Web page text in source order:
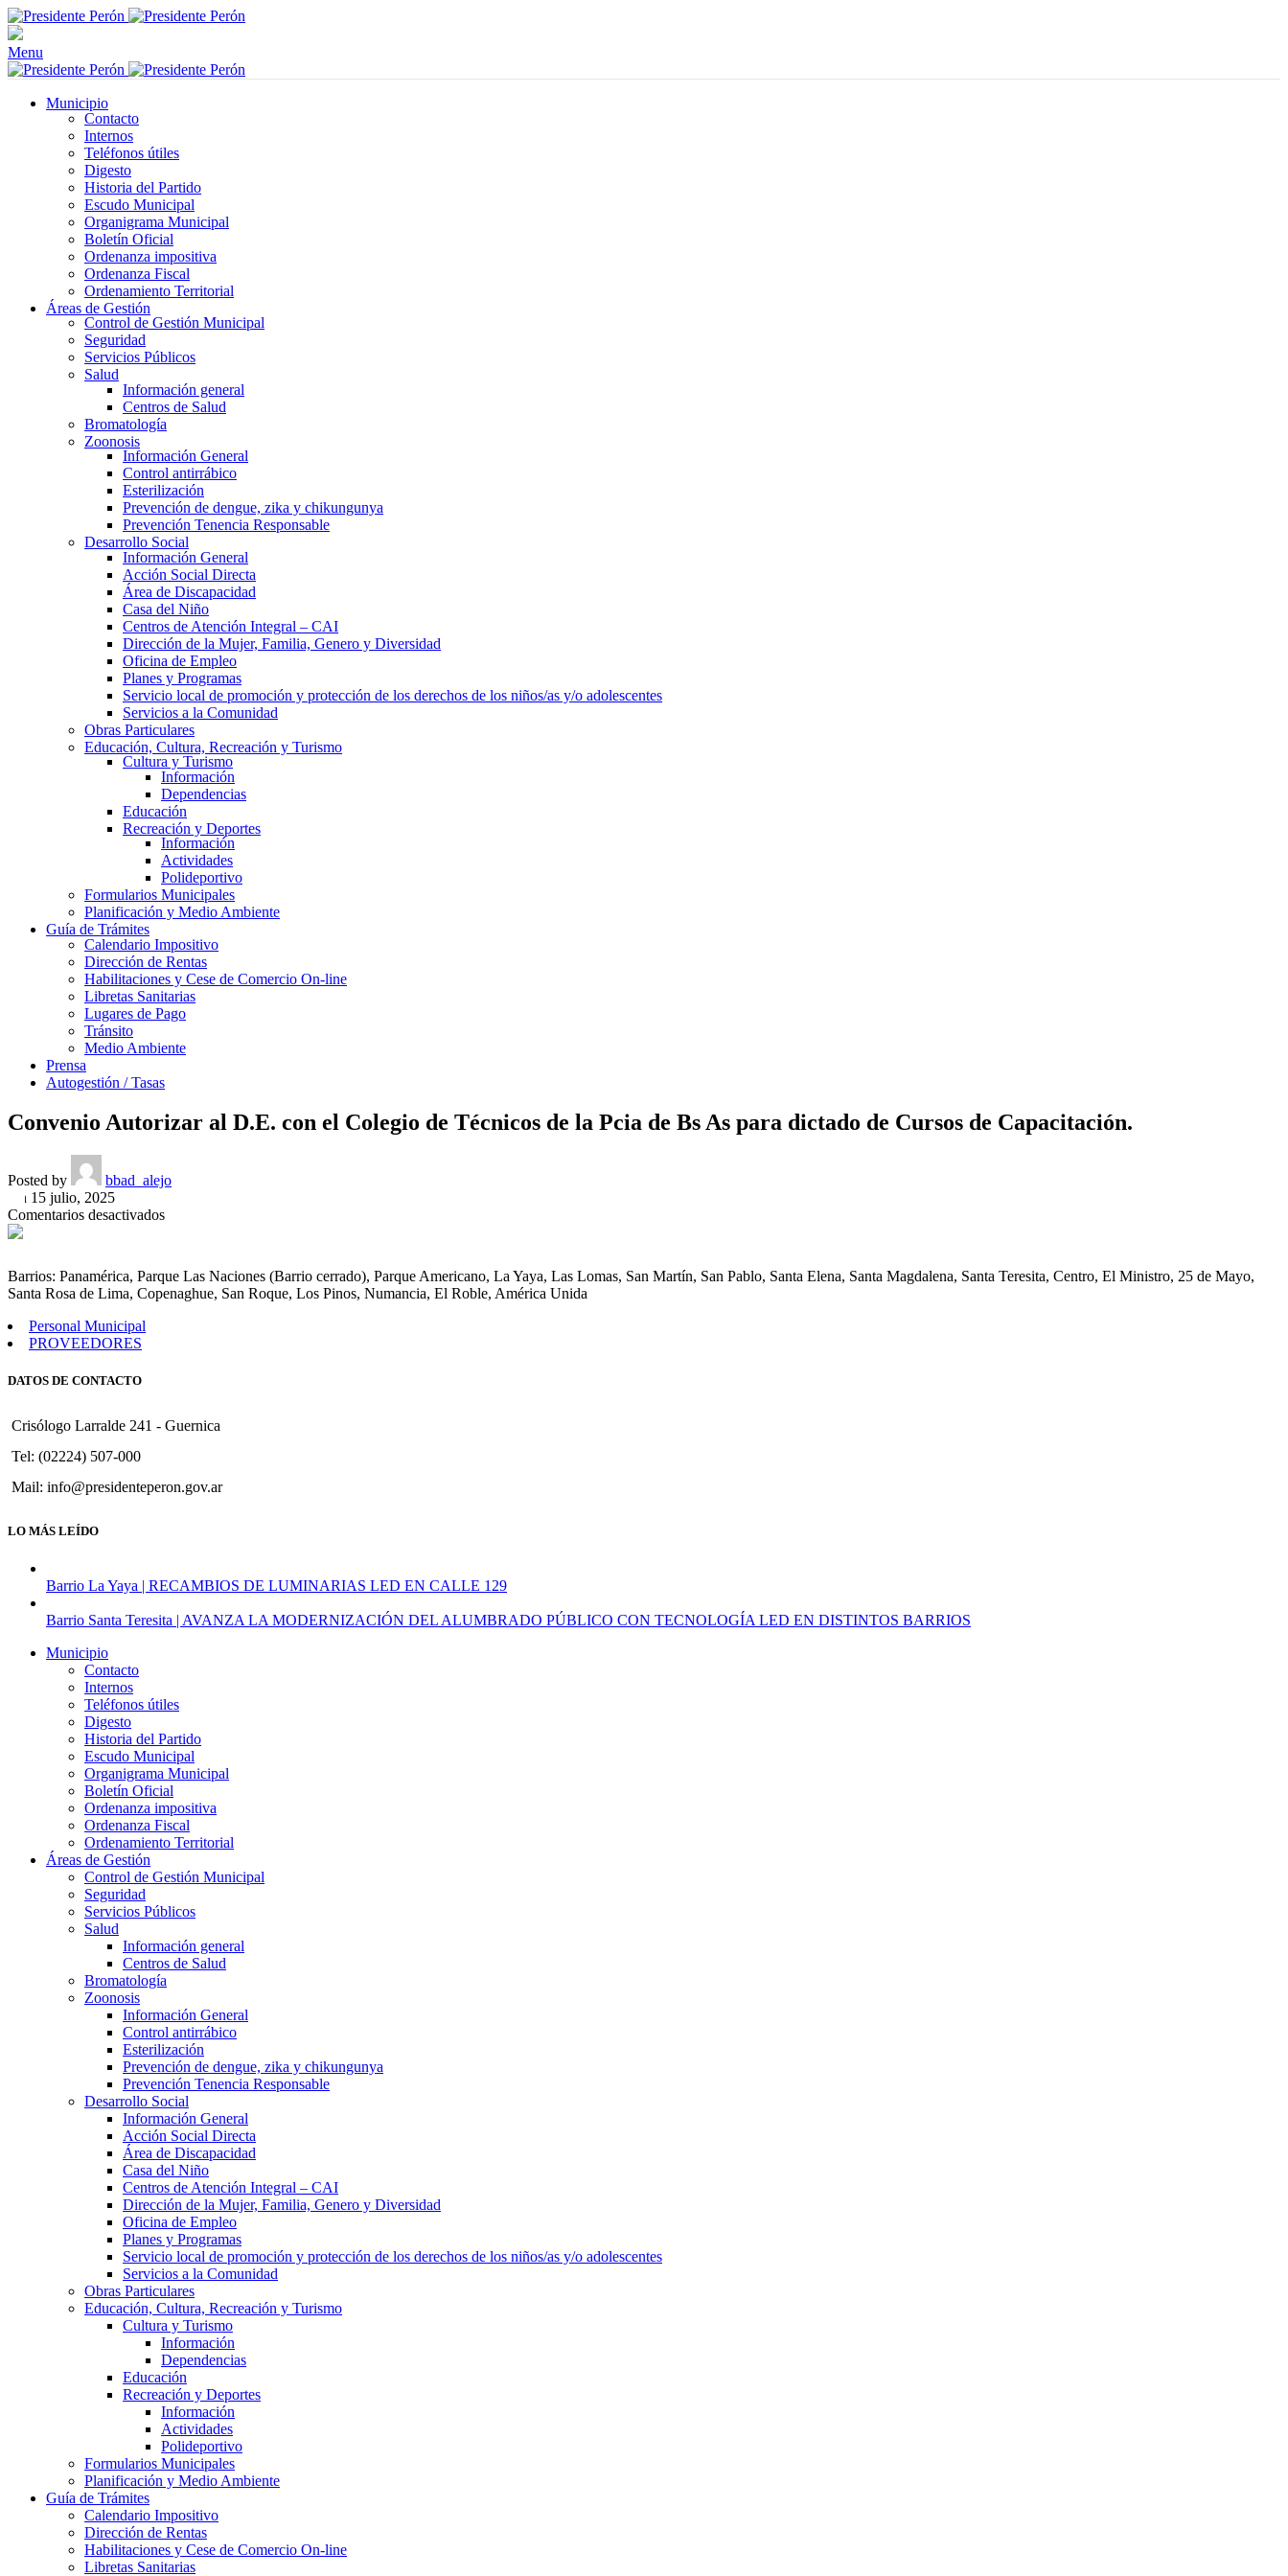
Menu
Municipio
Contacto
Internos
Teléfonos útiles
Digesto
Historia del Partido
Escudo Municipal
Organigrama Municipal
Boletín Oficial
Ordenanza impositiva
Ordenanza Fiscal
Ordenamiento Territorial
Áreas de Gestión
Control de Gestión Municipal
Seguridad
Servicios Públicos
Salud
Información general
Centros de Salud
Bromatología
Zoonosis
Información General
Control antirrábico
Esterilización
Prevención de dengue, zika y chikungunya
Prevención Tenencia Responsable
Desarrollo Social
Información General
Acción Social Directa
Área de Discapacidad
Casa del Niño
Centros de Atención Integral – CAI
Dirección de la Mujer, Familia, Genero y Diversidad
Oficina de Empleo
Planes y Programas
Servicio local de promoción y protección de los derechos de los niños/as y/o adolescentes
Servicios a la Comunidad
Obras Particulares
Educación, Cultura, Recreación y Turismo
Cultura y Turismo
Información
Dependencias
Educación
Recreación y Deportes
Información
Actividades
Polideportivo
Formularios Municipales
Planificación y Medio Ambiente
Guía de Trámites
Calendario Impositivo
Dirección de Rentas
Habilitaciones y Cese de Comercio On-line
Libretas Sanitarias
Lugares de Pago
Tránsito
Medio Ambiente
Prensa
Autogestión / Tasas
Convenio Autorizar al D.E. con el Colegio de Técnicos de la Pcia de Bs As para dictado de Cursos de Capacitación.
Posted by
bbad_alejo
On 15 julio, 2025
Comentarios desactivadosen
D.E.
con
Pcia
para
Barrios: Panamérica, Parque Las Naciones (Barrio cerrado), Parque Americano, La Yaya, Las Lomas, San Martín, San Pablo, Santa Elena, Santa Magdalena, Santa Teresita, Centro, El Ministro, 25 de Mayo,
Santa Rosa de Lima, Copenaghue, San Roque, Los Pinos, Numancia, El Roble, América Unida
Personal Municipal
PROVEEDORES
DATOS DE CONTACTO
Crisólogo Larralde 241 - Guernica
Tel: (02224) 507-000
Mail: info@presidenteperon.gov.ar
LO MÁS LEÍDO
Barrio La Yaya | RECAMBIOS DE LUMINARIAS LED EN CALLE 129
Barrio Santa Teresita | AVANZA LA MODERNIZACIÓN DEL ALUMBRADO PÚBLICO CON TECNOLOGÍA LED EN DISTINTOS BARRIOS
Municipio
Contacto
Internos
Teléfonos útiles
Digesto
Historia del Partido
Escudo Municipal
Organigrama Municipal
Boletín Oficial
Ordenanza impositiva
Ordenanza Fiscal
Ordenamiento Territorial
Áreas de Gestión
Control de Gestión Municipal
Seguridad
Servicios Públicos
Salud
Información general
Centros de Salud
Bromatología
Zoonosis
Información General
Control antirrábico
Esterilización
Prevención de dengue, zika y chikungunya
Prevención Tenencia Responsable
Desarrollo Social
Información General
Acción Social Directa
Área de Discapacidad
Casa del Niño
Centros de Atención Integral – CAI
Dirección de la Mujer, Familia, Genero y Diversidad
Oficina de Empleo
Planes y Programas
Servicio local de promoción y protección de los derechos de los niños/as y/o adolescentes
Servicios a la Comunidad
Obras Particulares
Educación, Cultura, Recreación y Turismo
Cultura y Turismo
Información
Dependencias
Educación
Recreación y Deportes
Información
Actividades
Polideportivo
Formularios Municipales
Planificación y Medio Ambiente
Guía de Trámites
Calendario Impositivo
Dirección de Rentas
Habilitaciones y Cese de Comercio On-line
Libretas Sanitarias